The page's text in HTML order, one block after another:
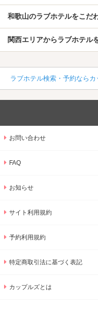
和歌山のラブホテルをこだ
関西エリアからラブホテル
ラブホテル検索・予約ならカ
お問い合わせ
FAQ
お知らせ
サイト利用規約
予約利用規約
特定商取引法に基づく表記
カップルズとは